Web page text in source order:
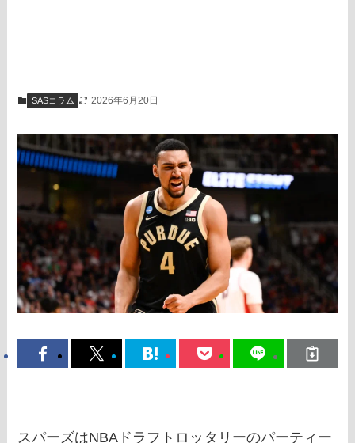
SASコラム 2026年6月20日
スパーズはNBAドラフトロッタリーのパーティー